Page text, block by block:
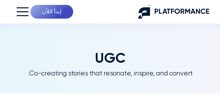
إبدأ اللآن
UGC
Co-creating stories that resonate, inspire, and convert.